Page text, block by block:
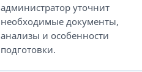
администратор уточнит
необходимые документы,
анализы и особенности
подготовки.